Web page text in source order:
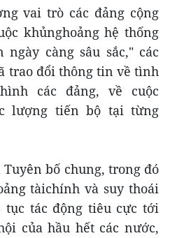
vai trò các đảng cộng
khủnghoảng hệ thống
càng sâu sắc," các
trao đổi thông tin về tình
các đảng, về cuộc
lượng tiến bộ tại từng
bố chung, trong đó
tàichính và suy thoái
tác động tiêu cực tới
của hầu hết các nước,